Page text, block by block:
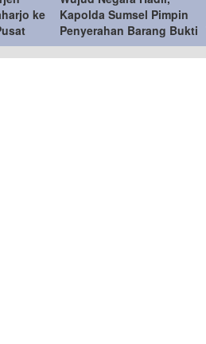
ke
Kapolda Sumsel Pimpin
Penyerahan Barang Bukti
Kejahatan ke Korban